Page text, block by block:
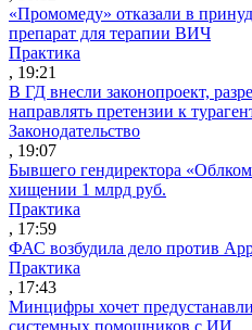
«Промомеду» отказали в
препарат для терапии ВИЧ
Практика
, 19:21
В ГД внесли законопроект,
направлять претензии к
Законодательство
, 19:07
Бывшего гендиректора
хищении 1 млрд руб.
Практика
, 17:59
ФАС возбудила дело против
Практика
, 17:43
Минцифры хочет